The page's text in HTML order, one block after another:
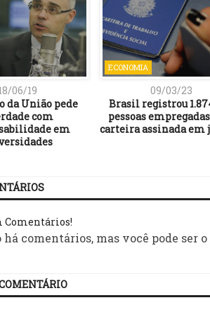
06/19
da União pede
com
em
ECONOMIA
09/03/23
Brasil registrou
pessoas
carteira assinada em
Comentários!
há comentários, mas você pode ser